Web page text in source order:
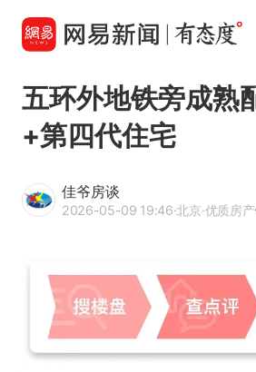
五环外地铁旁成熟
+第四代住宅
佳爷房谈
2026-05-09 19:46·北京·优质房产